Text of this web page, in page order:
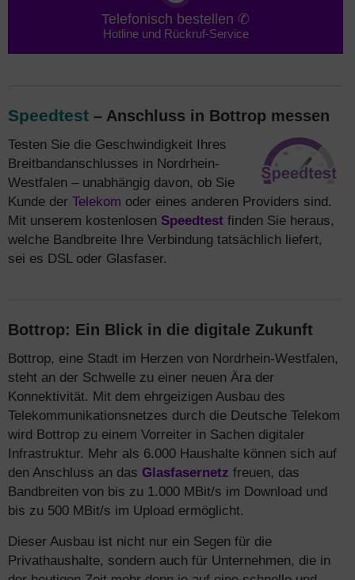
Telefonisch bestellen ✆
Hotline und Rückruf-Service
Speedtest – Anschluss in Bottrop messen
Testen Sie die Geschwindigkeit Ihres
Breitbandanschlusses in Nordrhein-
Westfalen – unabhängig davon, ob Sie
Kunde der Telekom oder eines anderen Providers sind.
Mit unserem kostenlosen Speedtest finden Sie heraus,
welche Bandbreite Ihre Verbindung tatsächlich liefert,
sei es DSL oder Glasfaser.
Bottrop: Ein Blick in die digitale Zukunft
Bottrop, eine Stadt im Herzen von Nordrhein-Westfalen,
steht an der Schwelle zu einer neuen Ära der
Konnektivität. Mit dem ehrgeizigen Ausbau des
Telekommunikationsnetzes durch die Deutsche Telekom
wird Bottrop zu einem Vorreiter in Sachen digitaler
Infrastruktur. Mehr als 6.000 Haushalte können sich auf
den Anschluss an das Glasfasernetz freuen, das
Bandbreiten von bis zu 1.000 MBit/s im Download und
bis zu 500 MBit/s im Upload ermöglicht.
Dieser Ausbau ist nicht nur ein Segen für die
Privathaushalte, sondern auch für Unternehmen, die in